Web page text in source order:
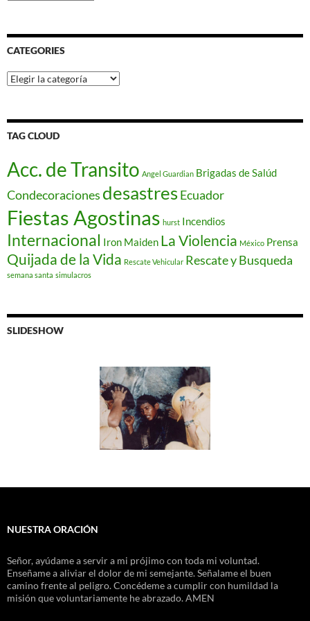
CATEGORIES
Categories
TAG CLOUD
Acc. de Transito Angel Guardian Brigadas de Salúd
Condecoraciones desastresEcuador
Fiestas Agostinas hurst Incendios
Internacional Iron Maiden La Violencia México Prensa
Quijada de la Vida Rescate Vehicular Rescate y Busqueda
semana santa simulacros
SLIDESHOW
NUESTRA ORACIÓN
Señor, ayúdame a servir a mi prójimo con toda mi voluntad.
Enseñame a aliviar el dolor de mi semejante. Señalame el buen
camino frente al peligro. Concédeme a cumplir con humildad la
misión que voluntariamente he abrazado. AMEN